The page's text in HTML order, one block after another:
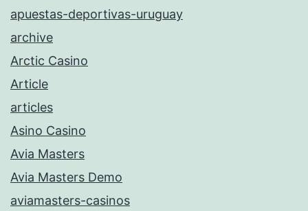
apuestas-deportivas-uruguay
archive
Arctic Casino
Article
articles
Asino Casino
Avia Masters
Avia Masters Demo
aviamasters-casinos